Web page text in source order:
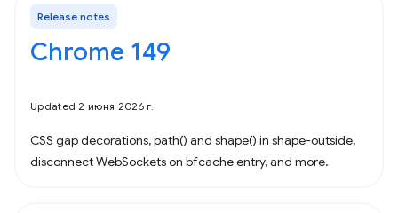
Release notes
Chrome 149
Updated 2 июня 2026 г.
CSS gap decorations, path() and shape() in shape-outside,
disconnect WebSockets on bfcache entry, and more.